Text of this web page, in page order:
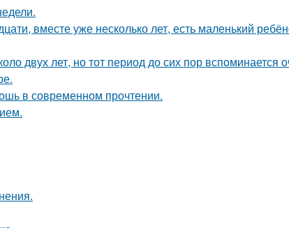
вместе уже несколько лет, есть маленький
двух лет, но тот период до сих пор вспоминается
в современном прочтении.